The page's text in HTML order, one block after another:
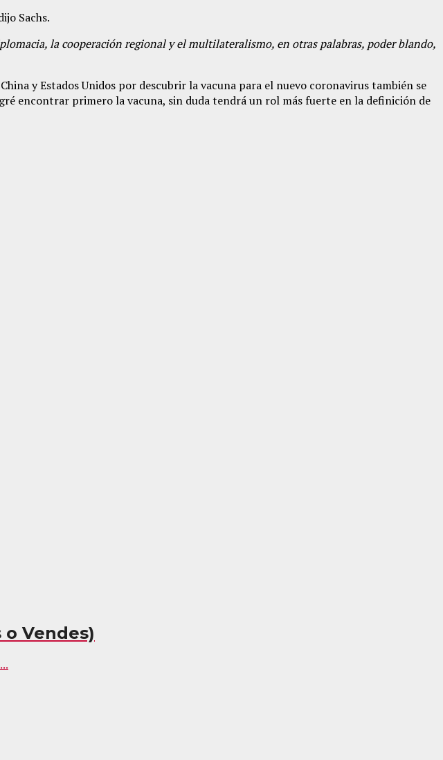
Sachs.
la cooperación regional y el multilateralismo, en otras palabras, poder blando,
y Estados Unidos por descubrir la vacuna para el nuevo coronavirus también se
encontrar primero la vacuna, sin duda tendrá un rol más fuerte en la definición de
Vendes)